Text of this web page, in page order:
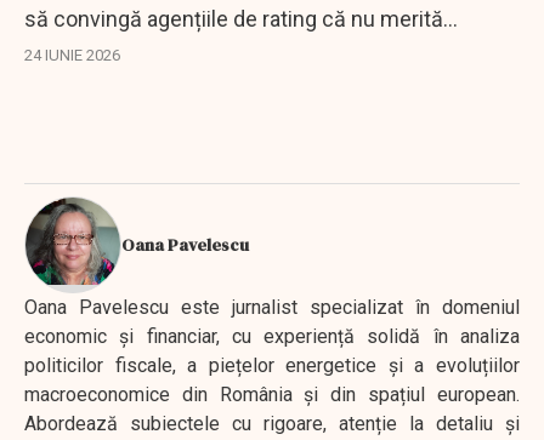
să convingă agențiile de rating că nu merită
retrogradarea la categoria junk.
24 IUNIE 2026
Oana Pavelescu
Oana Pavelescu este jurnalist specializat în domeniul
economic și financiar, cu experiență solidă în analiza
politicilor fiscale, a piețelor energetice și a evoluțiilor
macroeconomice din România și din spațiul european.
Abordează subiectele cu rigoare, atenție la detaliu și